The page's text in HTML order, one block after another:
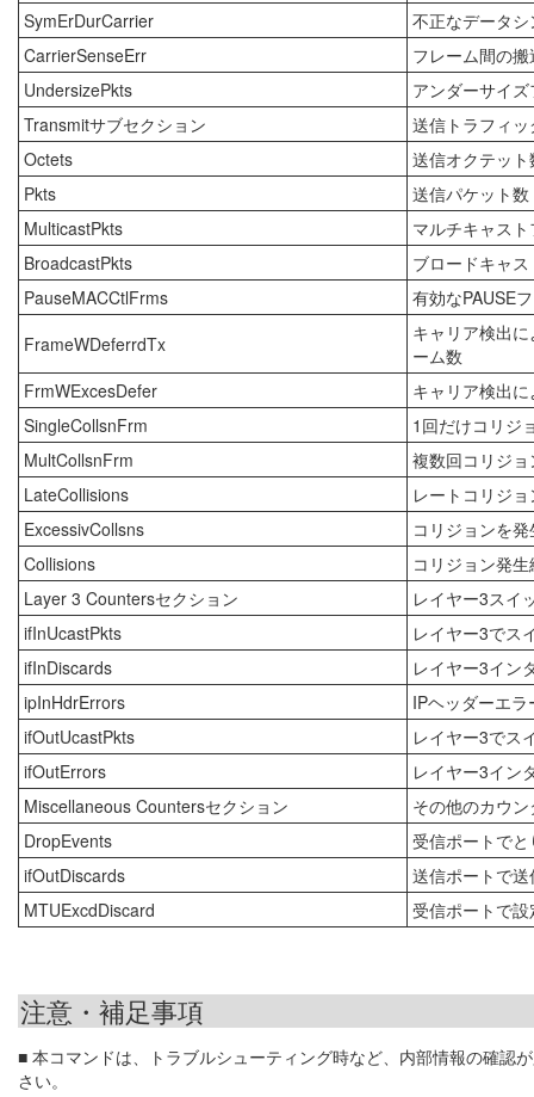
SymErDurCarrier
不正なデータ
CarrierSenseErr
フレーム間の
UndersizePkts
アンダーサイ
Transmitサブセクション
送信トラフィ
Octets
送信オクテット
Pkts
送信パケット数
MulticastPkts
マルチキャス
BroadcastPkts
ブロードキャ
PauseMACCtlFrms
有効なPAUSE
FrameWDeferrdTx
キャリア検出
ーム数
FrmWExcesDefer
キャリア検出
SingleCollsnFrm
1回だけコリジ
MultCollsnFrm
複数回コリジ
LateCollisions
レートコリジ
ExcessivCollsns
コリジョンを
Collisions
コリジョン発
Layer 3 Countersセクション
レイヤー3スイ
ifInUcastPkts
レイヤー3でス
ifInDiscards
レイヤー3イン
ipInHdrErrors
IPヘッダーエ
ifOutUcastPkts
レイヤー3でス
ifOutErrors
レイヤー3イン
Miscellaneous Countersセクション
その他のカウン
DropEvents
受信ポートで
ifOutDiscards
送信ポートで
MTUExcdDiscard
受信ポートで
注意・補足事項
■ 本コマンドは、トラブルシューティング時など、内部情報の確認
さい。